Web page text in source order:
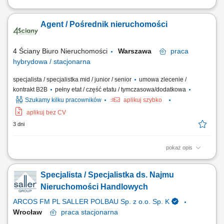
Pośrednictwo w transakcjach sprzedaży, zakupu i wynajmu
nieruchomości na zlecenie kupujących; Prezentacje nieruchomości;
Nadzór nad przebiegiem transakcji sprzedaży i wynajmu;
Agent / Pośrednik nieruchomości
4 Ściany Biuro Nieruchomości Warszawa
praca
hybrydowa / stacjonarna
specjalista / specjalistka mid / junior / senior
umowa zlecenie /
kontrakt B2B
pełny etat / część etatu / tymczasowa/dodatkowa
Szukamy kilku pracowników
aplikuj szybko
aplikuj bez CV
3 dni
pokaż opis
Zakres obowiązków Agenta-Pośrednika nieruchomości obejmuje:
wyszukiwanie ofert nieruchomości, przygotowanie oferty do sprzedaży
lub wynajmu, prezentacje nieruchomości, aktualizowanie baz danych,
kompletowanie dokumentacji do...
Specjalista / Specjalistka ds. Najmu
Nieruchomości Handlowych
ARCOS FM PL SALLER POLBAU Sp. z o.o. Sp. K
Wrocław
praca stacjonarna